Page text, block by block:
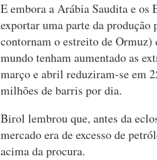
E embora a Arábia Saudita e os
exportar uma parte da
contornam o estreito de Ormuz)
mundo tenham aumentado as
março e abril reduziram-se em
milhões de barris por dia.
Birol lembrou que, antes da
mercado era de excesso de
acima da procura.